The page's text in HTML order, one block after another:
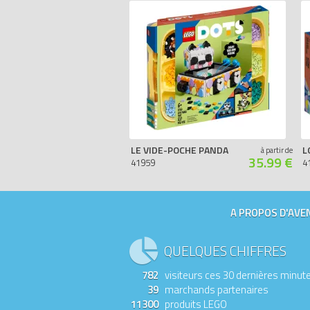
LE VIDE-POCHE PANDA
41959
à partir de
35.99 €
A PROPOS
QUELQUES CHIFFRES
782 visiteurs ces 30 dernières
39 marchands partenaires
11300 produits LEGO